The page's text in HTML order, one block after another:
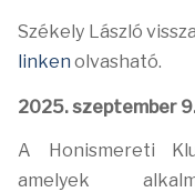
Székely László
linken olvasható.
2025. szeptember
A Honismereti
amelyek